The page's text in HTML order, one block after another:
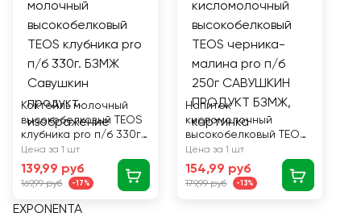
Коктейль молочный
высокобелковый TEOS
клубника pro п/б 330г.
БЗМЖ Савушкин
продукт
Цена за 1 шт
139,99 руб
169,99 руб -17%
Напиток
кисломолочный
высокобелковый TEOS
черника-малина pro
п/б 250г САВУШКИН
ПРОДУКТ БЗМЖ
Цена за 1 шт
154,99 руб
179,99 руб -13%
EXPONENTA